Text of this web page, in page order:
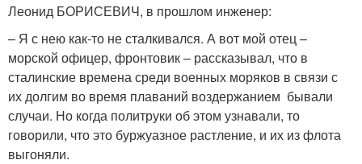
Леонид БОРИСЕВИЧ, в прошлом инженер:
– Я с нею как-то не сталкивался. А вот мой отец –
морской офицер, фронтовик – рассказывал, что в
сталинские времена среди военных моряков в связи с
их долгим во время плаваний воздержанием бывали
случаи. Но когда политруки об этом узнавали, то
говорили, что это буржуазное растление, и их из флота
выгоняли.